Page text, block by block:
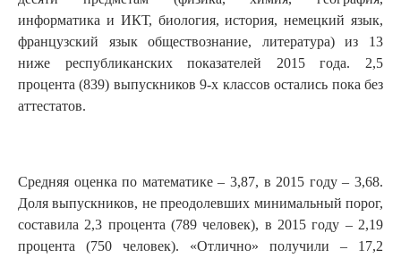
информатика и ИКТ, биология, история, немецкий язык,
французский язык обществознание, литература) из 13
ниже республиканских показателей 2015 года. 2,5
процента (839) выпускников 9-х классов остались пока без
аттестатов.
Средняя оценка по математике – 3,87, в 2015 году – 3,68.
Доля выпускников, не преодолевших минимальный порог,
составила 2,3 процента (789 человек), в 2015 году – 2,19
процента (750 человек). «Отлично» получили – 17,2